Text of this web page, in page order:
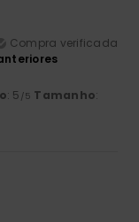
Compra verificada
: 5 /5 Tamanho: